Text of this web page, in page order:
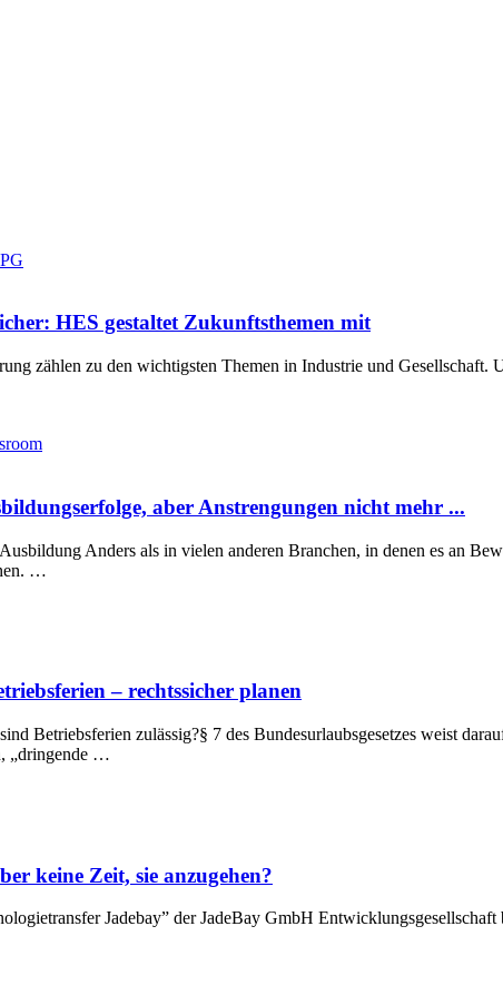
HES gestaltet Zukunftsthemen mit
zählen zu den wichtigsten Themen in Industrie und
aber Anstrengungen nicht mehr ...
Anders als in vielen anderen Branchen, in denen es an
…
– rechtssicher planen
Betriebsferien zulässig?§ 7 des Bundesurlaubsgesetzes weist
„dringende …
keine Zeit, sie anzugehen?
Jadebay” der JadeBay GmbH